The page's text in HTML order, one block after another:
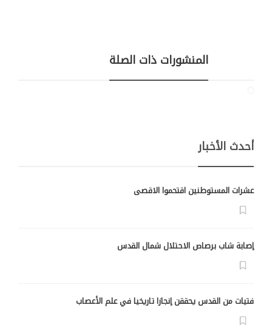
المنشورات ذات الصلة
أحدث الأخبار
عشرات المستوطنين اقتحموا الاقصى
إصابة شاب برصاص الاحتلال شمال القدس
فتيات من القدس يحققن إنجازا تاريخيا في علم الأعصاب